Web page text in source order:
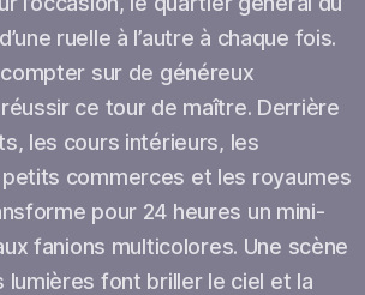
ruelle à l’autre à chaque fois.
sur de généreux
ce tour de maître. Derrière
les cours intérieurs, les
commerces et les royaumes
pour 24 heures un mini-
fanions multicolores. Une scène
lumières font briller le ciel et la